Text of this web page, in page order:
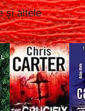
și altele